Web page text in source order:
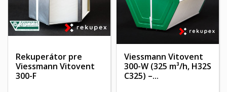
Rekuperátor pre
Viessmann Vitovent
300-F
Viessmann Vitovent
300-W (325 m³/h, H32S
C325) –...